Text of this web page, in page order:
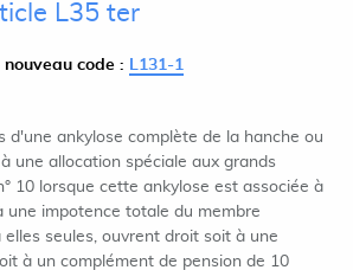
L35 ter
code : L131-1
d'une ankylose complète de la hanche ou
une allocation spéciale aux grands
10 lorsque cette ankylose est associée à
une impotence totale du membre
seules, ouvrent droit soit à une
à un complément de pension de 10